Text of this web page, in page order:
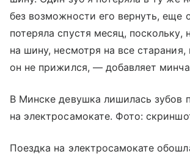
без возможности его вернуть, еще
потеряла спустя месяц, поскольку,
на шину, несмотря на все
он не прижился, — добавляет
В Минске девушка лишилась зубов
на электросамокате. Фото:
Поездка на электросамокате